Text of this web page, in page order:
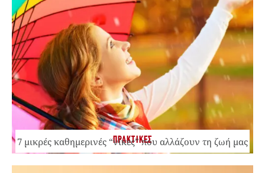
ΠΡΑΚΤΙΚΕΣ
7 μικρές καθημερινές “νίκες” που αλλάζουν τη ζωή μας